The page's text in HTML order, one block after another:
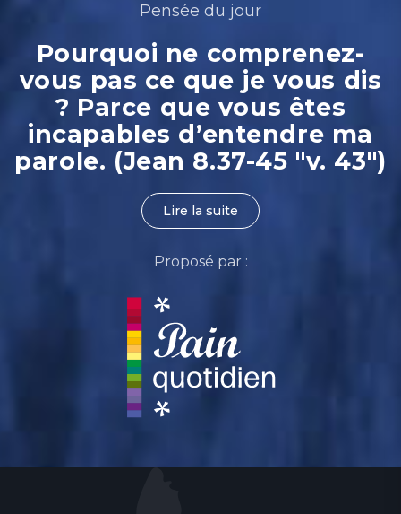
Pensée du jour
Pourquoi ne comprenez-
vous pas ce que je vous dis
? Parce que vous êtes
incapables d’entendre ma
parole. (Jean 8.37-45 "v. 43")
Lire la suite
Proposé par :